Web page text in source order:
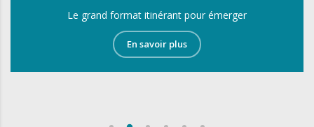
Le grand format itinérant pour émerger
En savoir plus